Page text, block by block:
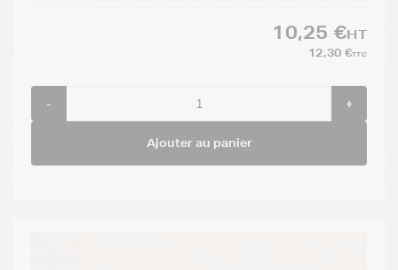
10,25 €HT
12,30 €TTC
- +
Ajouter au panier